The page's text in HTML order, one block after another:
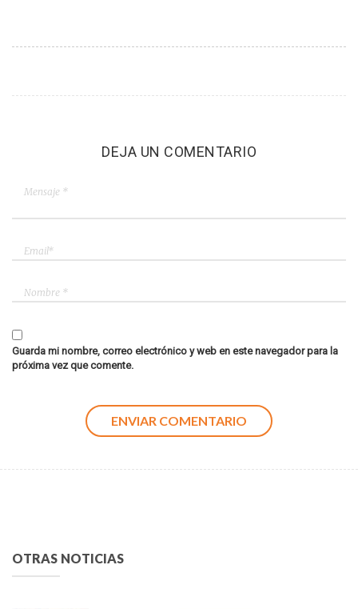
DEJA UN COMENTARIO
Guarda mi nombre, correo electrónico y web en este navegador para la
próxima vez que comente.
OTRAS NOTICIAS